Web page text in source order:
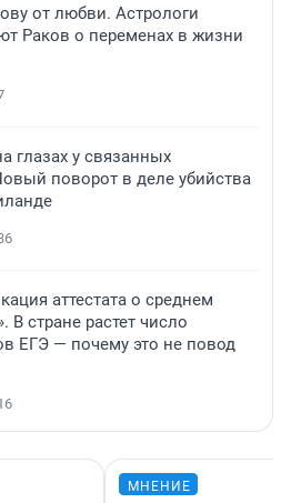
от любви. Астрологи
Раков о переменах в жизни
глазах у связанных
поворот в деле убийства
аттестата о среднем
В стране растет число
ЕГЭ — почему это не повод
МНЕНИЕ